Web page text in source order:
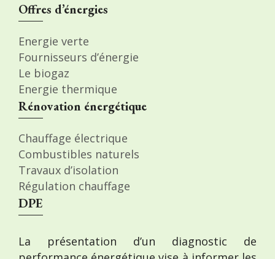
Offres d’énergies
Energie verte
Fournisseurs d’énergie
Le biogaz
Energie thermique
Rénovation énergétique
Chauffage électrique
Combustibles naturels
Travaux d’isolation
Régulation chauffage
DPE
La présentation d’un diagnostic de